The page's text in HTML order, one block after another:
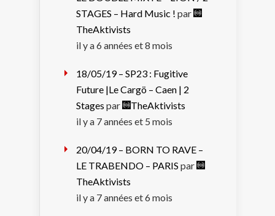
STAGES – Hard Music ! par
TheAktivists
il y a 6 années et 8 mois
18/05/19 – SP23 : Fugitive
Future |Le Cargö – Caen | 2
Stages par
TheAktivists
il y a 7 années et 5 mois
20/04/19 – BORN TO RAVE –
LE TRABENDO – PARIS par
TheAktivists
il y a 7 années et 6 mois